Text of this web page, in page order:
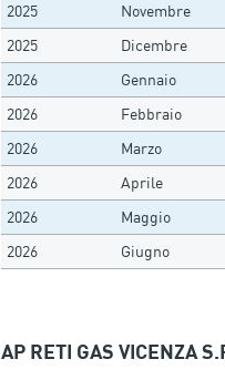
2025
Novembre
2025
Dicembre
2026
Gennaio
2026
Febbraio
2026
Marzo
2026
Aprile
2026
Maggio
2026
Giugno
AP RETI GAS VICENZA